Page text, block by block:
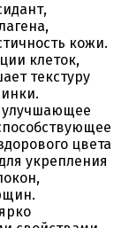
кожи.
клеток,
текстуру
улучшающее
цвета
укрепления